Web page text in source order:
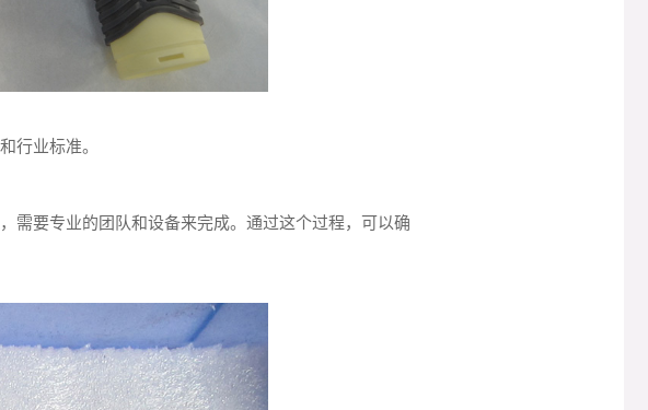
行业标准。
需要专业的团队和设备来完成。通过这个过程，可以确